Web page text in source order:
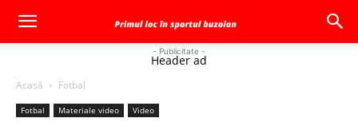
- Publicitate -
Header ad
Acasă Fotbal
Fotbal Materiale video Video